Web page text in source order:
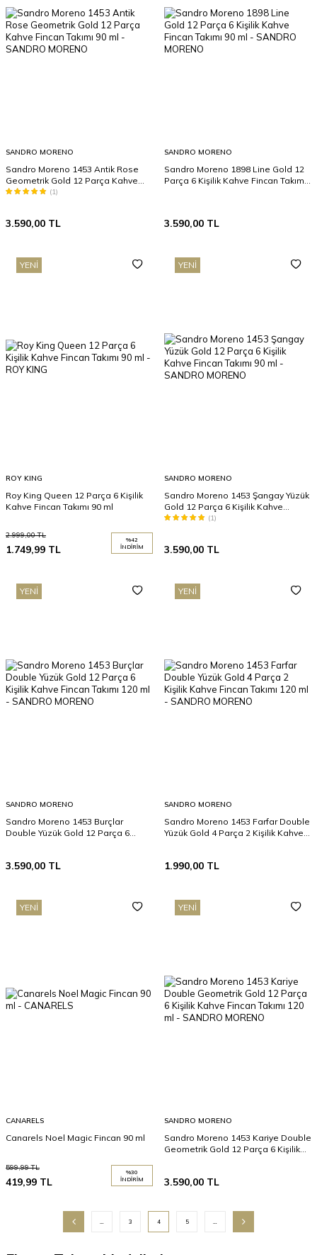
SANDRO MORENO
Sandro Moreno 1453 Antik Rose
Geometrik Gold 12 Parça Kahve
Fincan Takımı 90 ml
(1)
3.590,00 TL
SANDRO MORENO
Sandro Moreno 1898 Line Gold 12
Parça 6 Kişilik Kahve Fincan Takımı
3.590,00 TL
YENI
ROY KING
Roy King Queen 12 Parça 6 Kişilik
Kahve Fincan Takımı 90 ml
2.999,00TL
1.749,99 TL
%42
İNDIRIM
YENI
SANDRO MORENO
Sandro Moreno 1453 Şangay Yüzük
Gold 12 Parça 6 Kişilik Kahve
Fincan Takımı 90 ml
(1)
3.590,00 TL
YENI
SANDRO MORENO
Sandro Moreno 1453 Burçlar
Double Yüzük Gold 12 Parça 6
3.590,00 TL
YENI
SANDRO MORENO
Sandro Moreno 1453 Farfar Double
Yüzük Gold 4 Parça 2 Kişilik Kahve
1.990,00 TL
YENI
CANARELS
Canarels Noel Magic Fincan 90 ml
599,99TL
419,99 TL
%30
İNDIRIM
YENI
SANDRO MORENO
Sandro Moreno 1453 Kariye Double
Geometrik Gold 12 Parça 6 Kişilik
3.590,00 TL
… 3 4 5 …